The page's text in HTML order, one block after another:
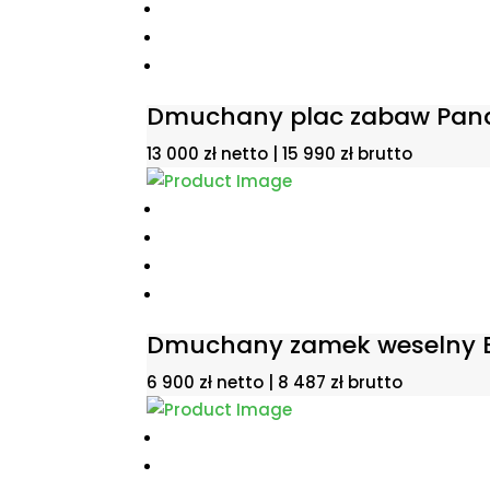
Dmuchany plac zabaw
13 000 zł netto |15 990 zł brutto
Dmuchany zamek weselny
6 900 zł netto | 8 487 zł brutto